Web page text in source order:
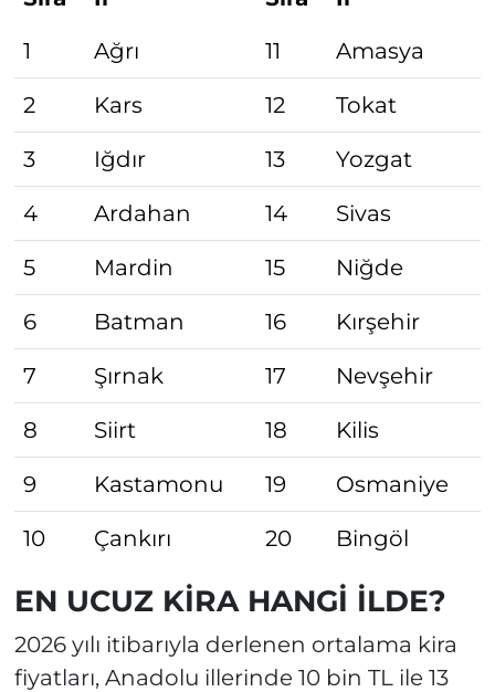
1
Ağrı 11 Amasya
2 Kars 12 Tokat
3 Iğdır 13 Yozgat
4 Ardahan 14 Sivas
5 Mardin 15 Niğde
6 Batman 16 Kırşehir
7 Şırnak 17 Nevşehir
8 Siirt 18 Kilis
9 Kastamonu 19 Osmaniye
10 Çankırı 20 Bingöl
EN UCUZ KİRA HANGİ İLDE?
2026 yılı itibarıyla derlenen ortalama kira
fiyatları, Anadolu illerinde 10 bin TL ile 13